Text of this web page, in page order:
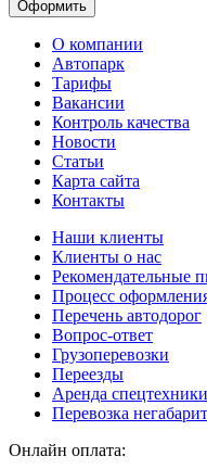
О компании
Автопарк
Тарифы
Вакансии
Контроль качества
Новости
Статьи
Карта сайта
Контакты
Наши клиенты
Клиенты о нас
Рекомендательные
Процесс оформления
Перечень автодорог
Вопрос-ответ
Грузоперевозки
Переезды
Аренда спецтехники
Перевозка
Онлайн оплата: